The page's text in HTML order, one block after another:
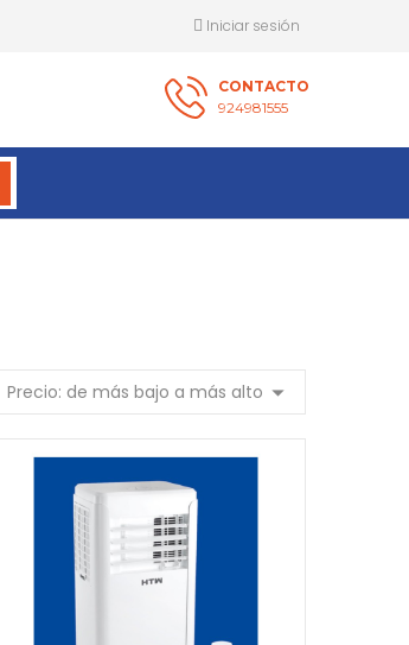
Iniciar sesión
CONTACTO
924981555
Precio: de más bajo a más alto arrow_drop_down